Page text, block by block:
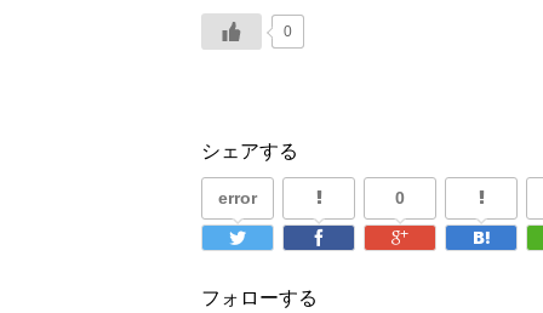
0
シェアする
error 0
フォローする